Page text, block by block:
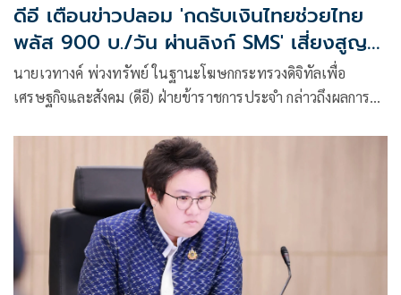
ดีอี เตือนข่าวปลอม 'กดรับเงินไทยช่วยไทย
พลัส 900 บ./วัน ผ่านลิงก์ SMS' เสี่ยงสูญ
เงิน-ข้อมูลส่วนบุคคล
นายเวทางค์ พ่วงทรัพย์ ในฐานะโฆษกกระทรวงดิจิทัลเพื่อ
เศรษฐกิจและสังคม (ดีอี) ฝ่ายข้าราชการประจำ กล่าวถึงผลการ
ประเทศไทย (AFNC) ซึ่งเป็นไปตามนโยบายการป้องกันและ
แก้ไขปัญหาภัยความมั่นคงและภัยทางสังคมของนายไชยชนก
ชิดชอบ รัฐมนตรีว่าการกระทรวงดิจิทัลเพื่อเศรษฐกิจและสังคม
(ดีอี) โดยยกระดับความสำคัญเรื่องการสร้างความตระหนักรู้เท่า
ทันภัยอาชญากรรมทางเทคโนโลยี ข่าวปลอม และข้อมูล
บิดเบือน